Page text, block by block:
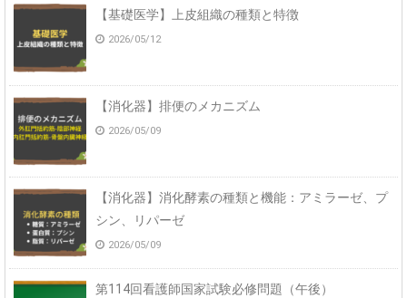
【基礎医学】上皮組織の種類と特徴
2026/05/12
【消化器】排便のメカニズム
2026/05/09
【消化器】消化酵素の種類と機能：アミラーゼ、プ
シン、リパーゼ
2026/05/09
第114回看護師国家試験必修問題（午後）